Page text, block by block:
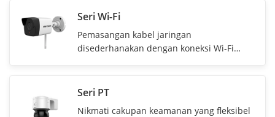
dengan kinerja yang luar biasa tinggi.
Seri Wi-Fi
Pemasangan kabel jaringan
disederhanakan dengan koneksi Wi-Fi
Seri PT
Nikmati cakupan keamanan yang fleksibel